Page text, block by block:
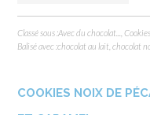
Classé sous :Avec du chocolat... ,Cookies
Balisé avec :chocolat au lait ,chocolat
COOKIES NOIX DE